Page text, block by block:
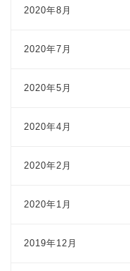
2020年8月
2020年7月
2020年5月
2020年4月
2020年2月
2020年1月
2019年12月